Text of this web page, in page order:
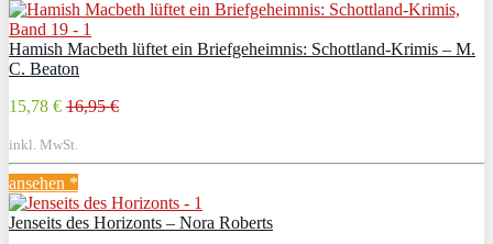
Hamish Macbeth lüftet ein Briefgeheimnis: Schottland-Krimis – M.
C. Beaton
15,78 € 16,95 €
inkl. MwSt.
ansehen *
Jenseits des Horizonts – Nora Roberts